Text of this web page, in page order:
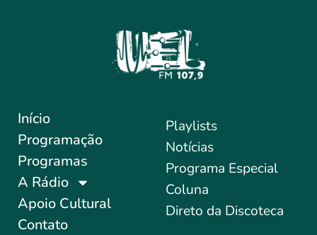
Início
Programação
Programas
A Rádio
Apoio Cultural
Contato
Playlists
Notícias
Programa Especial
Coluna
Direto da Discoteca